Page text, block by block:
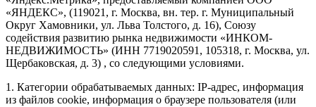
«ЯНДЕКС», (119021, г. Москва, вн. тер. г. Муниципальный
Округ Хамовники, ул. Льва Толстого, д. 16), Союзу
содействия развитию рынка недвижимости «ИНКОМ-
НЕДВИЖИМОСТЬ» (ИНН 7719020591, 105318, г. Москва, ул.
Щербаковская, д. 3) , со следующими условиями.
1. Категории обрабатываемых данных: IP-адрес, информация
из файлов cookie, информация о браузере пользователя (или